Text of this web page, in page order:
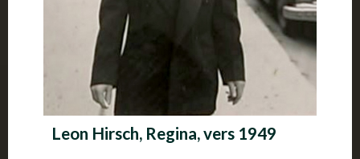
Leon Hirsch, Regina, vers 1949